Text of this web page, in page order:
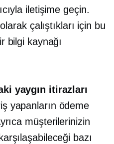
iletişime geçin.
çalıştıkları için bu
bilgi kaynağı
yaygın itirazları
yapanların ödeme
müşterilerinizin
bazı